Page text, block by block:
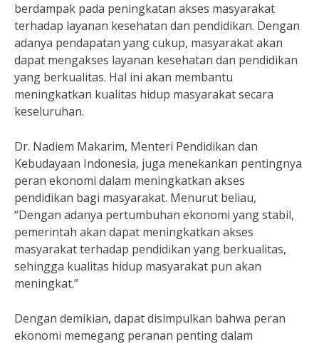
berdampak pada peningkatan akses masyarakat
terhadap layanan kesehatan dan pendidikan. Dengan
adanya pendapatan yang cukup, masyarakat akan
dapat mengakses layanan kesehatan dan pendidikan
yang berkualitas. Hal ini akan membantu
meningkatkan kualitas hidup masyarakat secara
keseluruhan.
Dr. Nadiem Makarim, Menteri Pendidikan dan
Kebudayaan Indonesia, juga menekankan pentingnya
peran ekonomi dalam meningkatkan akses
pendidikan bagi masyarakat. Menurut beliau,
“Dengan adanya pertumbuhan ekonomi yang stabil,
pemerintah akan dapat meningkatkan akses
masyarakat terhadap pendidikan yang berkualitas,
sehingga kualitas hidup masyarakat pun akan
meningkat.”
Dengan demikian, dapat disimpulkan bahwa peran
ekonomi memegang peranan penting dalam